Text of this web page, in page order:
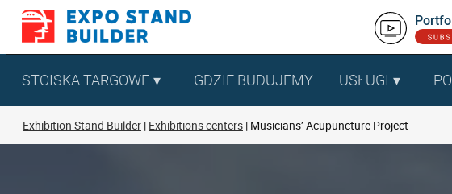
Skip
content
STOISKA TARGOWE GDZIE BUDUJEMY USŁUGI
Exhibition Stand Builder Exhibitions centers Musicians’ Acupuncture Project